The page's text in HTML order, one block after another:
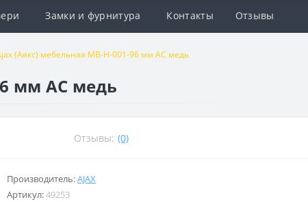
Замки и фурнитура Контакты Отзывы
(Аякс) мебельная MB-H-001-96 мм AC медь
мм AC медь
Отзывы: (0)
Производитель:AJAX
Артикул:49253